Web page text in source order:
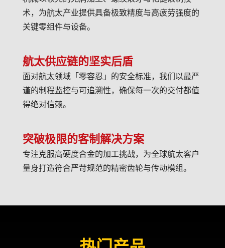
术，为航太产业提供具备极致精度与高疲劳强度的
关键零组件与设备。
航太供应链的坚实后盾
面对航太领域「零容忍」的安全标准，我们以最严
谨的制程监控与可追溯性，确保每一次的交付都值
得绝对信赖。
突破极限的客制解决方案
专注克服高硬度合金的加工挑战，为全球航太客户
量身打造符合严苛规范的精密齿轮与传动模组。